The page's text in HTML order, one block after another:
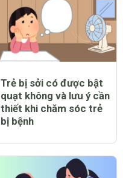
Trẻ bị sởi có được bật
quạt không và lưu ý cần
thiết khi chăm sóc trẻ
bị bệnh